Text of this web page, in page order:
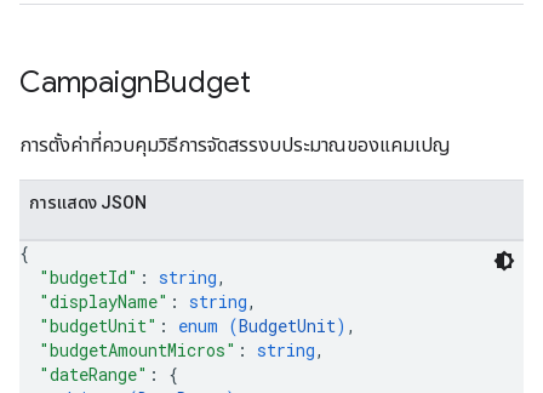
CampaignBudget
การตั้งค่าที่ควบคุมวิธีการจัดสรรงบประมาณของแคมเปญ
การแสดง JSON
{
"budgetId" : string,
"displayName" : string,
"budgetUnit" : enum (BudgetUnit) ,
"budgetAmountMicros" : string,
"dateRange" : {